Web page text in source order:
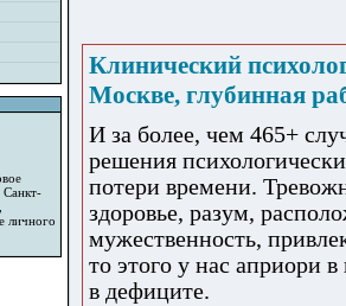
Санкт-
личного
Клинический
Москве, глубинная
И за более, чем 465+
решения
потери времени.
здоровье, разум,
мужественность,
то этого у нас априори
в дефиците.